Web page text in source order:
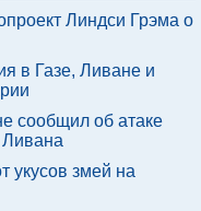
Линдси Грэма о
в Газе, Ливане и
сообщил об атаке
Ливана
укусов змей на